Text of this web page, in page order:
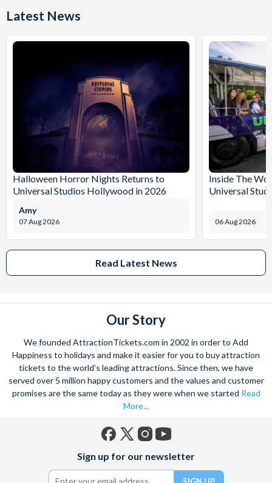
Latest News
Halloween Horror Nights Returns to
Universal Studios Hollywood in 2026
07 Aug 2026
Amy
Inside The
Universal
06 Aug 2026
Read Latest News
Our Story
We founded AttractionTickets.com in 2002 in order to Add
Happiness to holidays and make it easier for you to buy attraction
tickets to the world's leading attractions. Since then, we have
served over 5 million happy customers and the values and customer
promises are the same today as they were when we started Read
More...
(formerly
Twitter)
Sign up for our newsletter